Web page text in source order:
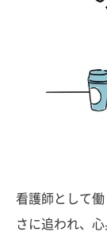
看護師として
さに追われ、